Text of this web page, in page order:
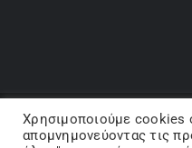
Χρησιμοποιούμε cookies
απομνημονεύοντας τις